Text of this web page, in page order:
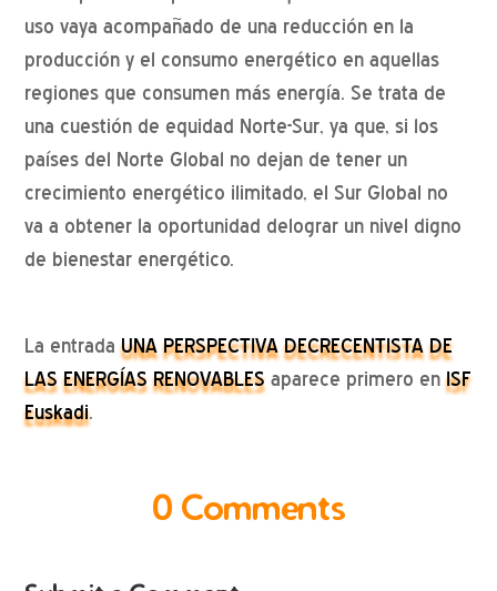
uso vaya acompañado de una reducción en la
producción y el consumo energético en aquellas
regiones que consumen más energía. Se trata de
una cuestión de equidad Norte-Sur, ya que, si los
países del Norte Global no dejan de tener un
crecimiento energético ilimitado, el Sur Global no
va a obtener la oportunidad delograr un nivel digno
de bienestar energético.
La entradaUNA PERSPECTIVA DECRECENTISTA DE
LAS ENERGÍAS RENOVABLES aparece primero enISF
Euskadi.
0 Comments